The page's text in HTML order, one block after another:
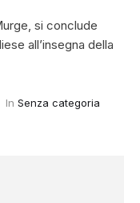
si conclude
all’insegna della
In Senza categoria